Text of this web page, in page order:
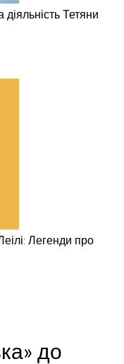
діяльність Тетяни
Легенди про
до